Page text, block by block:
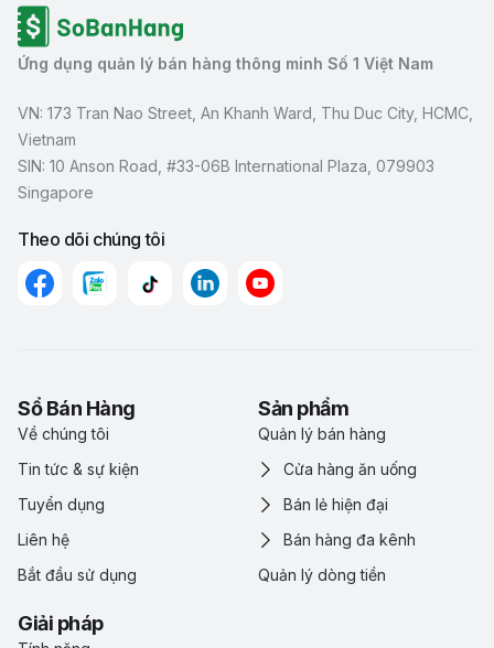
Ứng dụng quản lý bán hàng thông minh Số 1 Việt Nam
VN: 173 Tran Nao Street, An Khanh Ward, Thu Duc City, HCMC,
Vietnam
SIN: 10 Anson Road, #33-06B International Plaza, 079903
Singapore
Theo dõi chúng tôi
Sổ Bán Hàng
Về chúng tôi
Tin tức & sự kiện
Tuyển dụng
Liên hệ
Bắt đầu sử dụng
Sản phẩm
Quản lý bán hàng
Cửa hàng ăn uống
Bán lẻ hiện đại
Bán hàng đa kênh
Quản lý dòng tiền
Giải pháp